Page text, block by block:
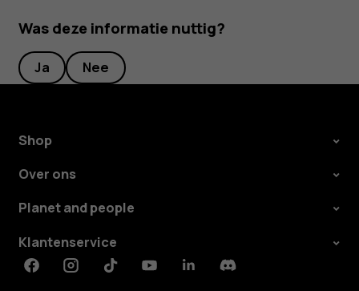
Was deze informatie nuttig?
Ja Nee
Shop
Over ons
Planet and people
Klantenservice
FacebookInstagramTiktokYoutubeLinkedinDiscord